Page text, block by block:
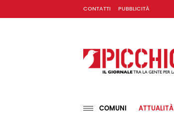
CONTATTI PUBBLICITÀ
COMUNI ATTUALITÀ